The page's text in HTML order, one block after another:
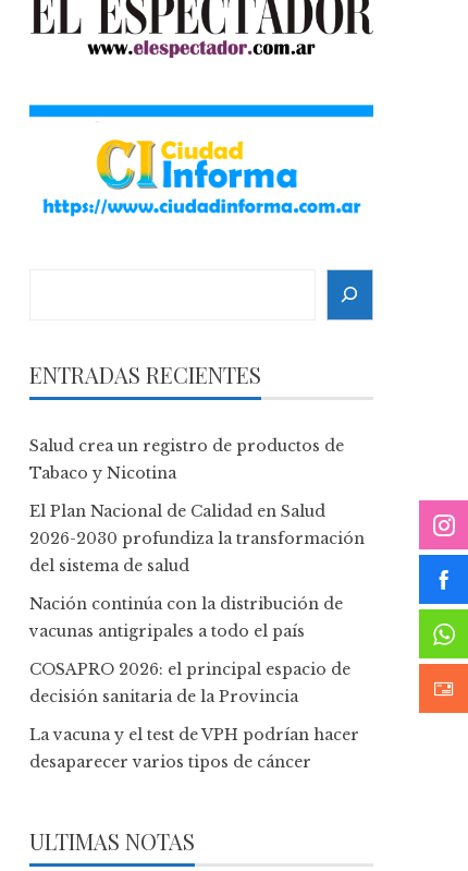
ENTRADAS RECIENTES
Salud crea un registro de productos de
Tabaco y Nicotina
El Plan Nacional de Calidad en Salud
2026-2030 profundiza la transformación
del sistema de salud
Nación continúa con la distribución de
vacunas antigripales a todo el país
COSAPRO 2026: el principal espacio de
decisión sanitaria de la Provincia
La vacuna y el test de VPH podrían hacer
desaparecer varios tipos de cáncer
ULTIMAS NOTAS